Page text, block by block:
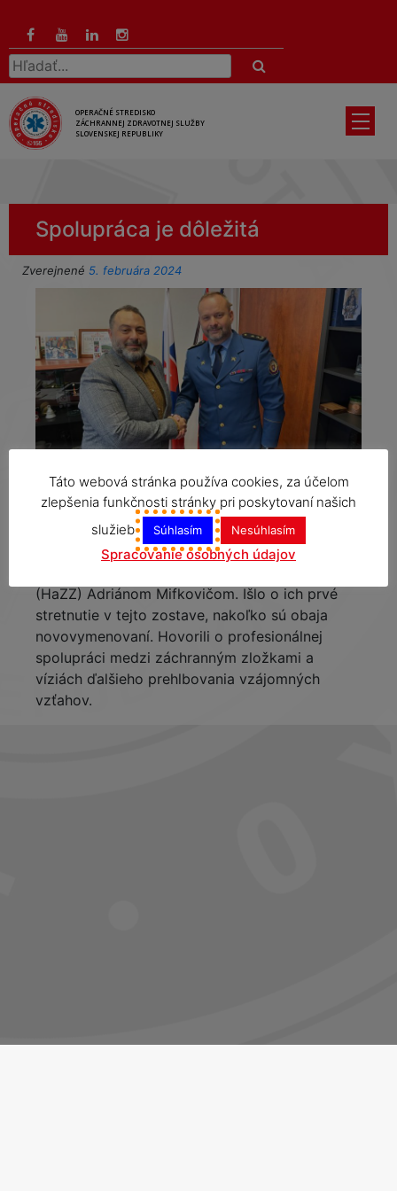
hlavný
obsah
Hľadať:
OPERAČNÉ STREDISKO
ZÁCHRANNEJ ZDRAVOTNEJ SLUŽBY
SLOVENSKEJ REPUBLIKY
Spolupráca je dôležitá
Zverejnené 5. februára 2024
Riaditeľ Operačného strediska záchrannej
zdravotnej služby Slovenskej republiky (OS ZZS
SR) MUDr. Osama Al–Khaldi sa stretol s
(HaZZ) Adriánom Mifkovičom. Išlo o ich prvé
stretnutie v tejto zostave, nakoľko sú obaja
novovymenovaní. Hovorili o profesionálnej
spolupráci medzi záchranným zložkami a
víziách ďalšieho prehlbovania vzájomných
vzťahov.
Táto webová stránka používa cookies, za účelom
zlepšenia funkčnosti stránky pri poskytovaní našich
služieb
Súhlasím Nesúhlasím
Spracovanie osobných údajov